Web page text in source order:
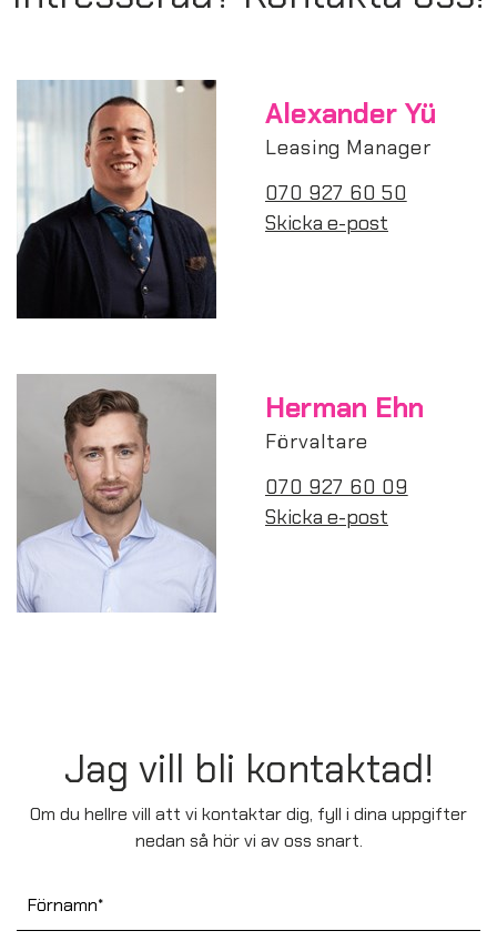
Alexander Yü
Leasing Manager
070 927 60 50
Skicka e-post
Herman Ehn
Förvaltare
070 927 60 09
Skicka e-post
Jag vill bli kontaktad!
Om du hellre vill att vi kontaktar dig, fyll i dina uppgifter
nedan så hör vi av oss snart.